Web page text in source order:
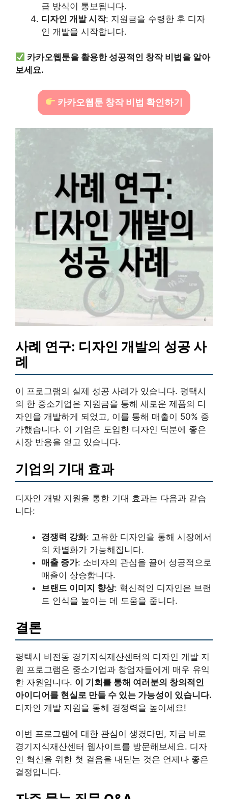
급 방식이 통보됩니다.
디자인 개발 시작: 지원금을 수령한 후 디자
인 개발을 시작합니다.
카카오웹툰을 활용한 성공적인 창작 비법을 알아
보세요.
카카오웹툰 창작 비법 확인하기
사례 연구: 디자인 개발의 성공 사
례
이 프로그램의 실제 성공 사례가 있습니다. 평택시
의 한 중소기업은 지원금을 통해 새로운 제품의 디
자인을 개발하게 되었고, 이를 통해 매출이 50% 증
가했습니다. 이 기업은 도입한 디자인 덕분에 좋은
시장 반응을 얻고 있습니다.
기업의 기대 효과
디자인 개발 지원을 통한 기대 효과는 다음과 같습
니다:
경쟁력 강화: 고유한 디자인을 통해 시장에서
의 차별화가 가능해집니다.
매출 증가: 소비자의 관심을 끌어 성공적으로
매출이 상승합니다.
브랜드 이미지 향상: 혁신적인 디자인은 브랜
드 인식을 높이는 데 도움을 줍니다.
결론
평택시 비전동 경기지식재산센터의 디자인 개발 지
원 프로그램은 중소기업과 창업자들에게 매우 유익
한 자원입니다. 이 기회를 통해 여러분의 창의적인
아이디어를 현실로 만들 수 있는 가능성이 있습니다.
디자인 개발 지원을 통해 경쟁력을 높이세요!
이번 프로그램에 대한 관심이 생겼다면, 지금 바로
경기지식재산센터 웹사이트를 방문해보세요. 디자
인 혁신을 위한 첫 걸음을 내딛는 것은 언제나 좋은
결정입니다.